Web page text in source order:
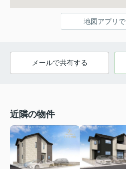
地図アプリ
メールで共有する
近隣の物件